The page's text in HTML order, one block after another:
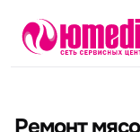
Ремонт
ФИКС ЦЕНА